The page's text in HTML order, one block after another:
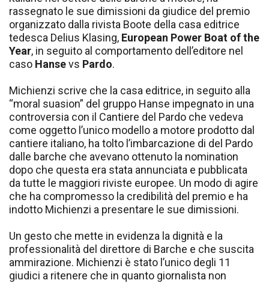
rassegnato le sue dimissioni da giudice del premio
organizzato dalla rivista Boote della casa editrice
tedesca Delius Klasing, European Power Boat of the
Year, in seguito al comportamento dell’editore nel
caso Hansevs Pardo.
Michienzi scrive che la casa editrice, in seguito alla
“moral suasion” del gruppo Hanse impegnato in una
controversia con il Cantiere del Pardo che vedeva
come oggetto l’unico modello a motore prodotto dal
cantiere italiano, ha tolto l’imbarcazione di del Pardo
dalle barche che avevano ottenuto la nomination
dopo che questa era stata annunciata e pubblicata
da tutte le maggiori riviste europee. Un modo di agire
che ha compromesso la credibilità del premio e ha
indotto Michienzi a presentare le sue dimissioni.
Un gesto che mette in evidenza la dignità e la
professionalità del direttore di Barche e che suscita
ammirazione. Michienzi è stato l’unico degli 11
giudici a ritenere che in quanto giornalista non